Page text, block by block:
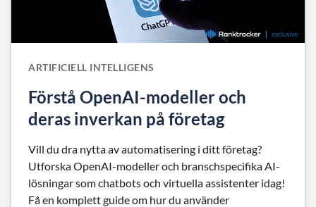
ARTIFICIELL INTELLIGENS
Förstå OpenAI-modeller och
deras inverkan på företag
Vill du dra nytta av automatisering i ditt företag?
Utforska OpenAI-modeller och branschspecifika AI-
lösningar som chatbots och virtuella assistenter idag!
Få en komplett guide om hur du använder